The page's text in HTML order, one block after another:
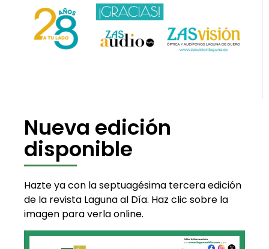
Nueva edición
disponible
Hazte ya con la septuagésima tercera edición
de la revista Laguna al Día. Haz clic sobre la
imagen para verla online.